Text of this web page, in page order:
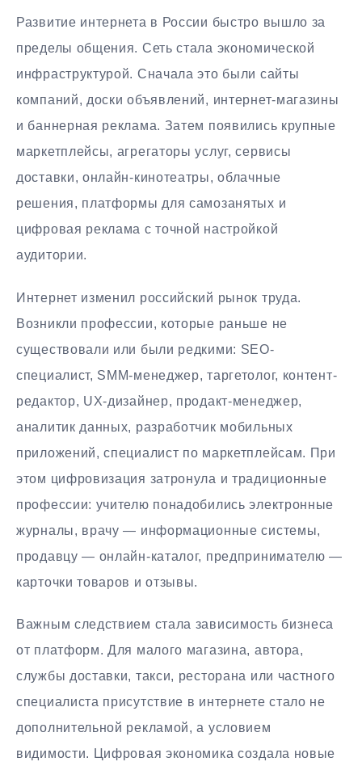
Развитие интернета в России быстро вышло за
пределы общения. Сеть стала экономической
инфраструктурой. Сначала это были сайты
компаний, доски объявлений, интернет-магазины
и баннерная реклама. Затем появились крупные
маркетплейсы, агрегаторы услуг, сервисы
доставки, онлайн-кинотеатры, облачные
решения, платформы для самозанятых и
цифровая реклама с точной настройкой
аудитории.
Интернет изменил российский рынок труда.
Возникли профессии, которые раньше не
существовали или были редкими: SEO-
специалист, SMM-менеджер, таргетолог, контент-
редактор, UX-дизайнер, продакт-менеджер,
аналитик данных, разработчик мобильных
приложений, специалист по маркетплейсам. При
этом цифровизация затронула и традиционные
профессии: учителю понадобились электронные
журналы, врачу — информационные системы,
продавцу — онлайн-каталог, предпринимателю —
карточки товаров и отзывы.
Важным следствием стала зависимость бизнеса
от платформ. Для малого магазина, автора,
службы доставки, такси, ресторана или частного
специалиста присутствие в интернете стало не
дополнительной рекламой, а условием
видимости. Цифровая экономика создала новые